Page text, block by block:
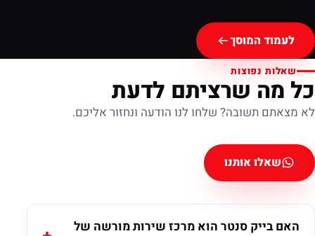
לעמוד המוסך
שאלות נפוצות
כל מה שרציתם לדעת
לא מצאתם תשובה? שלחו לנו הודעה ונחזור אליכם.
שאלו אותנו
האם בייק סנטר הוא מרכז שירות מורשה של